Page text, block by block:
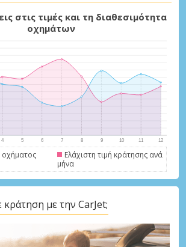
στις τιμές και τη διαθεσιμότητα
οχημάτων
οχήματος
Ελάχιστη τιμή κράτησης ανά
μήνα
κράτηση με την CarJet;